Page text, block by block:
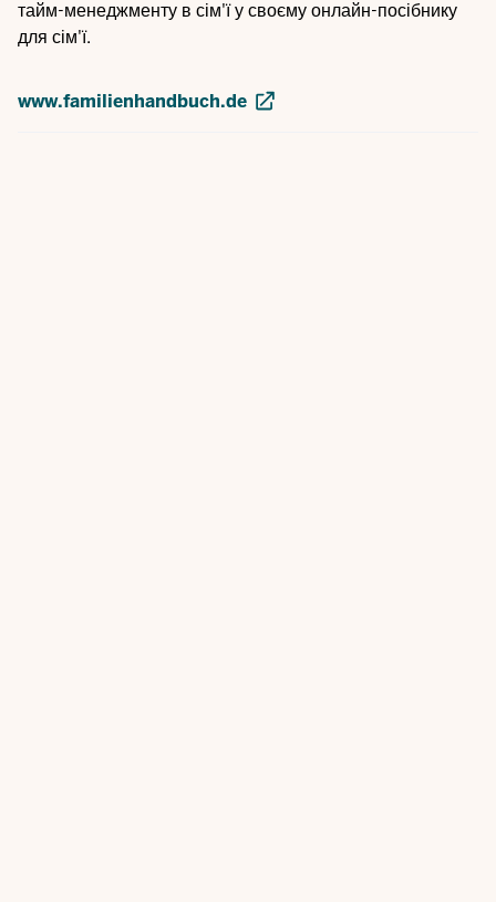
тайм-менеджменту в сім'ї у своєму онлайн-посібнику
для сім'ї.
www.familienhandbuch.de